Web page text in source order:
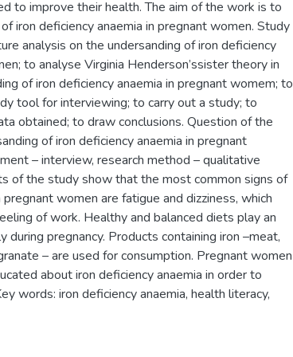
to improve their health. The aim of the work is to
iron deficiency anaemia in pregnant women. Study
analysis on the undersanding of iron deficiency
to analyse Virginia Henderson’ssister theory in
of iron deficiency anaemia in pregnant womem; to
tool for interviewing; to carry out a study; to
obtained; to draw conclusions. Question of the
of iron deficiency anaemia in pregnant
– interview, research method – qualitative
of the study show that the most common signs of
women are fatigue and dizziness, which
of work. Healthy and balanced diets play an
during pregnancy. Products containing iron –meat,
– are used for consumption. Pregnant women
about iron deficiency anaemia in order to
words: iron deficiency anaemia, health literacy,